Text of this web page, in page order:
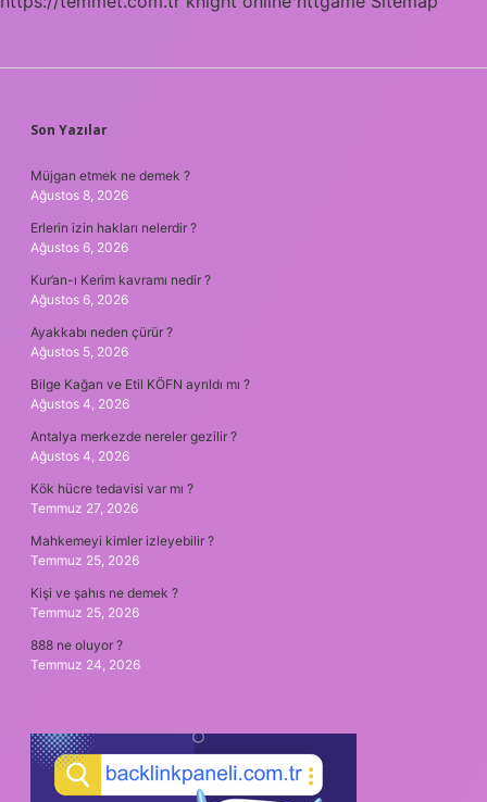
SIDEBAR
Son Yazılar
Müjgan etmek ne demek ?
Ağustos 8, 2026
Erlerin izin hakları nelerdir ?
Ağustos 6, 2026
Kur’an-ı Kerim kavramı nedir ?
Ağustos 6, 2026
Ayakkabı neden çürür ?
Ağustos 5, 2026
Bilge Kağan ve Etil KÖFN ayrıldı mı ?
Ağustos 4, 2026
Antalya merkezde nereler gezilir ?
Ağustos 4, 2026
Kök hücre tedavisi var mı ?
Temmuz 27, 2026
Mahkemeyi kimler izleyebilir ?
Temmuz 25, 2026
Kişi ve şahıs ne demek ?
Temmuz 25, 2026
888 ne oluyor ?
Temmuz 24, 2026